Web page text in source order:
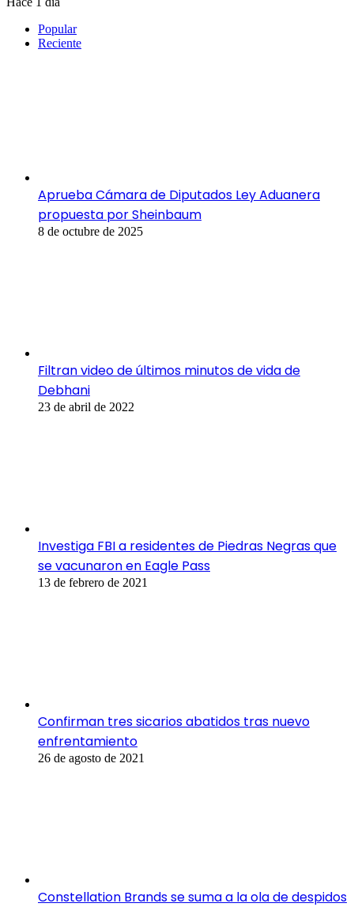
Popular
Reciente
Aprueba Cámara de Diputados Ley Aduanera
propuesta por Sheinbaum
8 de octubre de 2025
Filtran video de últimos minutos de vida de
Debhani
23 de abril de 2022
Investiga FBI a residentes de Piedras Negras que
se vacunaron en Eagle Pass
13 de febrero de 2021
Confirman tres sicarios abatidos tras nuevo
enfrentamiento
26 de agosto de 2021
Constellation Brands se suma a la ola de despidos